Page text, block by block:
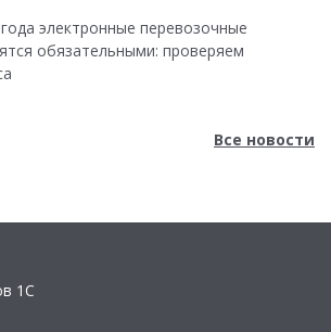
электронные перевозочные
обязательными: проверяем
Все новости
1С